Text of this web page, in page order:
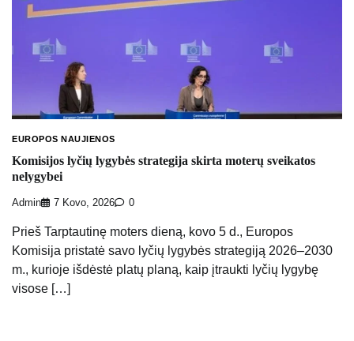
EUROPOS NAUJIENOS
Komisijos lyčių lygybės strategija skirta moterų sveikatos
nelygybei
Admin 7 Kovo, 2026 0
Prieš Tarptautinę moters dieną, kovo 5 d., Europos
Komisija pristatė savo lyčių lygybės strategiją 2026–2030
m., kurioje išdėstė platų planą, kaip įtraukti lyčių lygybę
visose […]